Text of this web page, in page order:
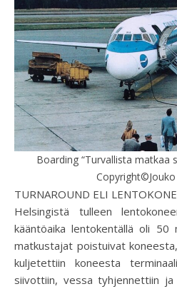
Boarding “Turvallista matkaa
TURNAROUND ELI
Helsingistä tulleen
kääntöaika lentokentällä oli 50
matkustajat poistuivat
kuljetettiin koneesta
siivottiin, vessa tyhjennettiin